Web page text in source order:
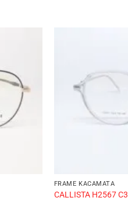
FRAME KACAMATA
CALLISTA H2567 C3